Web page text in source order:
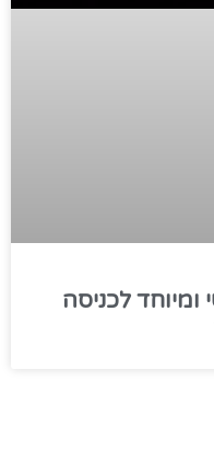
לכניסה